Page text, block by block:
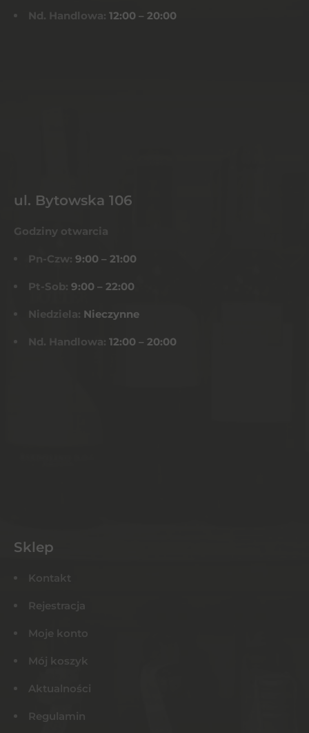
Nd. Handlowa: 12:00 – 20:00
ul. Bytowska 106
Godziny otwarcia
Pn-Czw: 9:00 – 21:00
Pt-Sob: 9:00 – 22:00
Niedziela: Nieczynne
Nd. Handlowa: 12:00 – 20:00
Sklep
Kontakt
Rejestracja
Moje konto
Mój koszyk
Aktualności
Regulamin